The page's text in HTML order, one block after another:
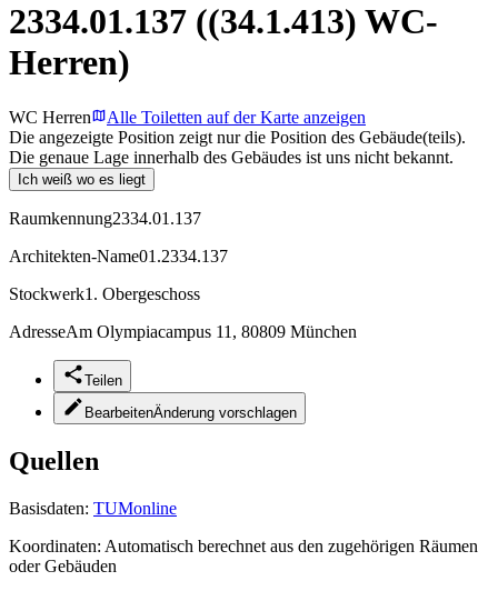
2334.01.137 ((34.1.413) WC-
Herren)
WC Herren
Alle Toiletten auf der Karte anzeigen
Die angezeigte Position zeigt nur die Position des Gebäude(teils).
Die genaue Lage innerhalb des Gebäudes ist uns nicht bekannt.
Ich weiß wo es liegt
Raumkennung2334.01.137
Architekten-Name01.2334.137
Stockwerk1. Obergeschoss
AdresseAm Olympiacampus 11, 80809 München
Teilen
BearbeitenÄnderung vorschlagen
Quellen
Basisdaten: TUMonline
Koordinaten: Automatisch berechnet aus den zugehörigen Räumen
oder Gebäuden